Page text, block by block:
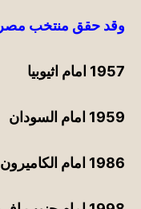
وقد حقق منتخب مصر
1957 امام اثيوبيا
1959 امام السودان
1986 امام الكاميرون